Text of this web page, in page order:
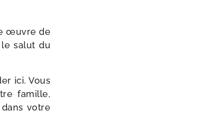
œuvre de
salut du
ici. Vous
famille,
votre